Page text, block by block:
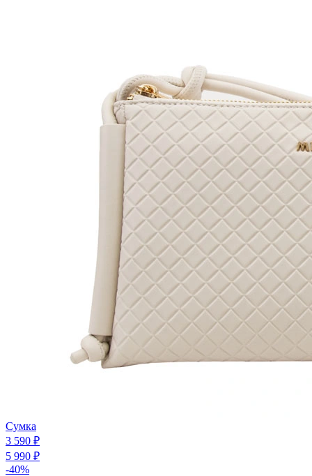
Сумка
3 590 ₽
5 990 ₽
-40%